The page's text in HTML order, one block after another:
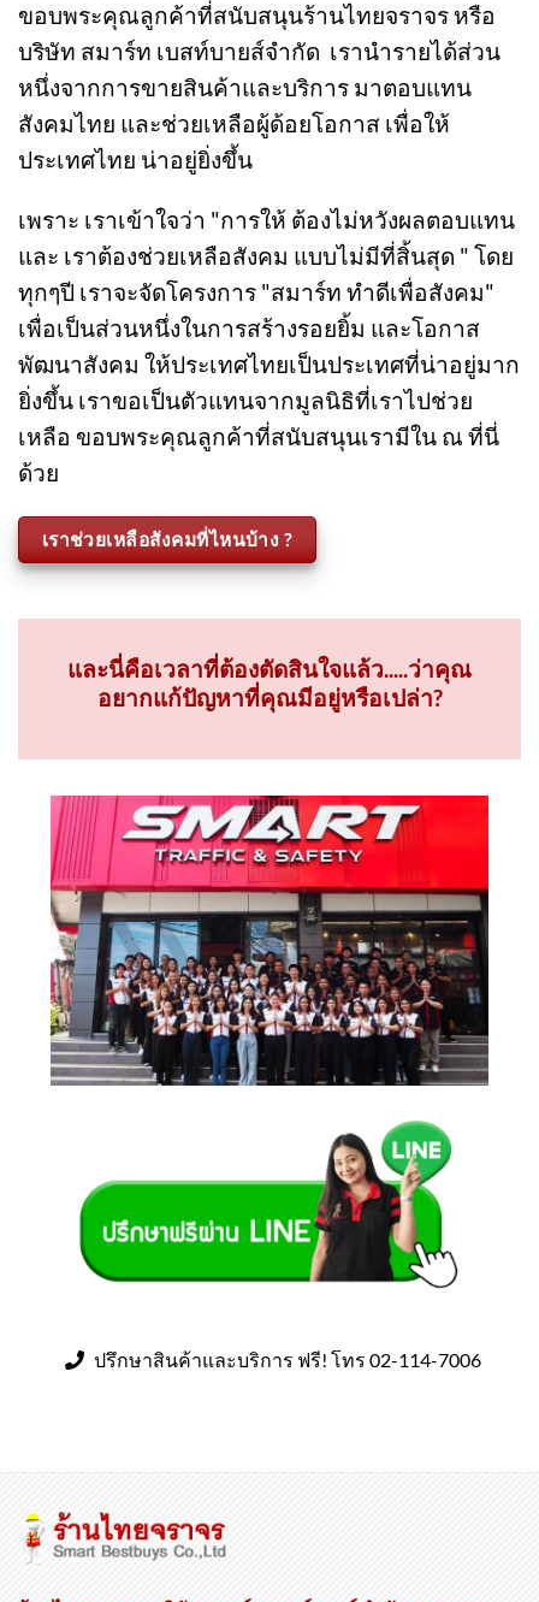
เพื่อสังคม"
ขอบพระคุณลูกค้าที่สนับสนุนร้านไทยจราจร หรือ
บริษัท สมาร์ท เบสท์บายส์จำกัด เรานำรายได้ส่วน
หนึ่งจากการขายสินค้าและบริการ มาตอบแทน
สังคมไทย และช่วยเหลือผู้ด้อยโอกาส เพื่อให้
ประเทศไทย น่าอยู่ยิ่งขึ้น
เพราะ เราเข้าใจว่า "การให้ ต้องไม่หวังผลตอบแทน
และ เราต้องช่วยเหลือสังคม แบบไม่มีที่สิ้นสุด " โดย
ทุกๆปี เราจะจัดโครงการ "สมาร์ท ทำดีเพื่อสังคม"
เพื่อเป็นส่วนหนึ่งในการสร้างรอยยิ้ม และโอกาส
พัฒนาสังคม ให้ประเทศไทยเป็นประเทศที่น่าอยู่มาก
ยิ่งขึ้น เราขอเป็นตัวแทนจากมูลนิธิที่เราไปช่วย
เหลือ ขอบพระคุณลูกค้าที่สนับสนุนเรามีใน ณ ที่นี่
ด้วย
และนี่คือเวลาที่ต้องตัดสินใจแล้ว.....ว่าคุณ